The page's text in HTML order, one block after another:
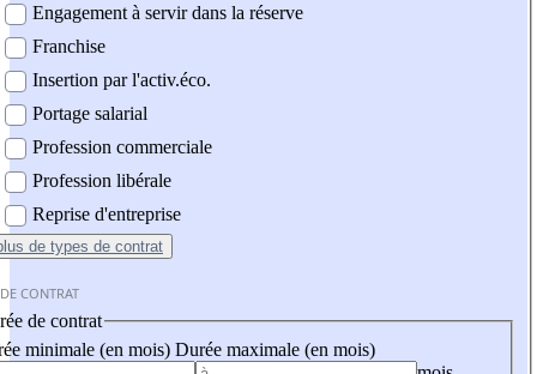
Engagement à servir dans la réserve
Franchise
Insertion par l'activ.éco.
Portage salarial
Profession commerciale
Profession libérale
Reprise d'entreprise
de types de contrat
CONTRAT
de contrat
minimale (en mois) Durée maximale (en mois)